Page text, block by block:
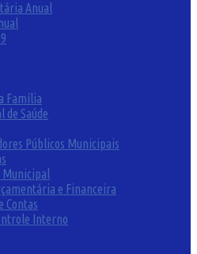
Anual
Família
de Saúde
Públicos Municipais
Municipal
e Financeira
Contas
Interno